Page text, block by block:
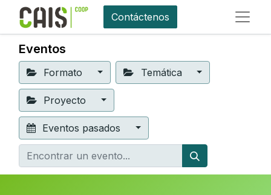
Contáctenos
Eventos
Formato Temática
Proyecto
Eventos pasados